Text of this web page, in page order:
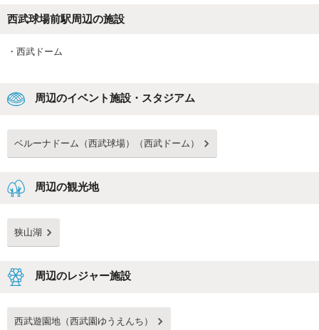
西武球場前駅周辺の施設
・ 西武ドーム
周辺のイベント施設・スタジアム
ベルーナドーム（西武球場）（西武ドーム）
周辺の観光地
狭山湖
周辺のレジャー施設
西武遊園地（西武園ゆうえんち）